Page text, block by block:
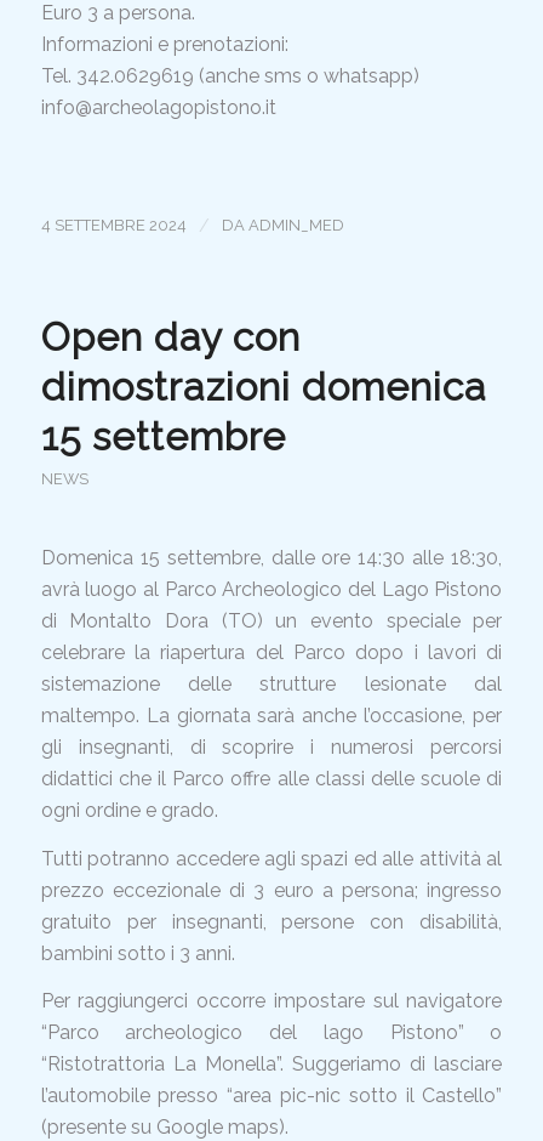
Euro 3 a persona.
Informazioni e prenotazioni:
Tel. 342.0629619 (anche sms o whatsapp)
info@archeolagopistono.it
4 SETTEMBRE 2024 / DA ADMIN_MED
Open day con
dimostrazioni domenica
15 settembre
NEWS
Domenica 15 settembre, dalle ore 14:30 alle 18:30,
avrà luogo al Parco Archeologico del Lago Pistono
di Montalto Dora (TO) un evento speciale per
celebrare la riapertura del Parco dopo i lavori di
sistemazione delle strutture lesionate dal
maltempo. La giornata sarà anche l’occasione, per
gli insegnanti, di scoprire i numerosi percorsi
didattici che il Parco offre alle classi delle scuole di
ogni ordine e grado.
Tutti potranno accedere agli spazi ed alle attività al
prezzo eccezionale di 3 euro a persona; ingresso
gratuito per insegnanti, persone con disabilità,
bambini sotto i 3 anni.
Per raggiungerci occorre impostare sul navigatore
“Parco archeologico del lago Pistono” o
“Ristotrattoria La Monella”. Suggeriamo di lasciare
l’automobile presso “area pic-nic sotto il Castello”
(presente su Google maps).